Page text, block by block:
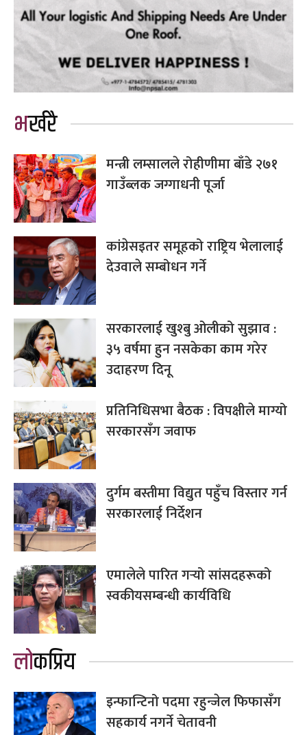
भर्खरै
मन्त्री लम्सालले रोहीणीमा बाँडे २७१
गाउँब्लक जग्गाधनी पूर्जा
कांग्रेसइतर समूहको राष्ट्रिय भेलालाई
देउवाले सम्बोधन गर्ने
सरकारलाई खुश्बु ओलीको सुझाव :
३५ वर्षमा हुन नसकेका काम गरेर
उदाहरण दिनू
प्रतिनिधिसभा बैठक : विपक्षीले माग्यो
सरकारसँग जवाफ
दुर्गम बस्तीमा विद्युत पहुँच विस्तार गर्न
सरकारलाई निर्देशन
एमालेले पारित गर्‍यो सांसदहरूको
स्वकीयसम्बन्धी कार्यविधि
लोकप्रिय
इन्फान्टिनो पदमा रहुन्जेल फिफासँग
सहकार्य नगर्ने चेतावनी